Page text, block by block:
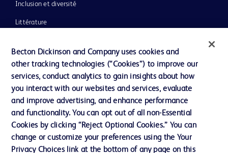
Inclusion et diversité
Littérature
Notre entreprise
Éthique et conformité
Nous contacter
Becton Dickinson and Company uses cookies and
other tracking technologies (“Cookies”) to improve our
services, conduct analytics to gain insights about how
you interact with our websites and services, evaluate
and improve advertising, and enhance performance
and functionality. You can opt out of all non-Essential
Cookies by clicking “Reject Optional Cookies.” You can
change or customize your preferences using the Your
Privacy Choices link at the bottom of any page on this